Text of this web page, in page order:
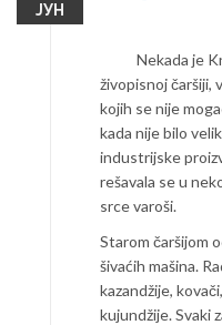
ЈУН
Nekada je
živopisnoj čaršiji,
kojih se nije
kada nije bilo
industrijske
rešavala se u
srce varoši.
Starom čaršijom
šivaćih mašina.
kazandžije,
kujundžije. Svaki